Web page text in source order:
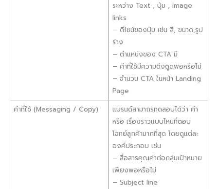
ระหว่าง Text , ปุ่ม , image
links
– ดีไซน์ของปุ่ม เช่น สี, ขนาด,รูป
ร่าง
– ตำแหน่งของ CTA มี
– คำที่ใช้มีความดึงดูดพอหรือไม่
– จำนวน CTA ในหน้า Landing
Page
คำที่ใช้ (Messaging / Copy)
แบรนด์สามาถรทดสอบได้ว่า คำ
หรือ เรื่องราวแบบไหนที่ตอบ
โจทย์ลูกค้ามากที่สุด โดยดูแต่ละ
องค์ประกอบ เช่น
– สื่อสารคุณค่าต่อกลุ่มเป้าหมาย
เพียงพอหรือไม่
– Subject line